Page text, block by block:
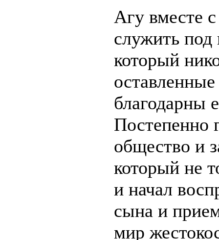
Агу вместе
служить под
который
благодарны
Постепенно
общество и
который не
и начал
сына и
мир